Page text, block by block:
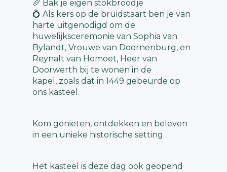
🥖 Bak je eigen stokbroodje
💍 Als kers op de bruidstaart ben je van
harte uitgenodigd om de
huwelijksceremonie van Sophia van
Bylandt, Vrouwe van Doornenburg, en
Reynalt van Homoet, Heer van
Doorwerth bij te wonen in de
kapel, zoals dat in 1449 gebeurde op
ons kasteel.
Kom genieten, ontdekken en beleven
in een unieke historische setting.
Het kasteel is deze dag ook geopend